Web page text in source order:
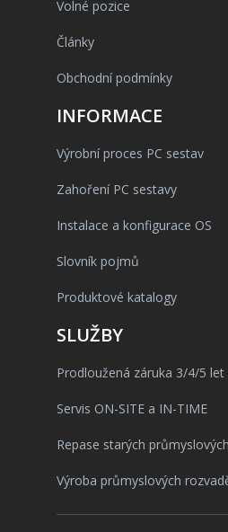
Volné pozice
Články
Obchodní podmínky
INFORMACE
Výrobní proces PC sestav
Zahoření PC sestavy
Instalace a konfigurace OS
Slovník pojmů
Produktové katalogy
SLUŽBY
Prodloužená záruka 3/4/5 let
Servis ON-SITE a IN-TIME
Repase starých
Výroba průmyslových